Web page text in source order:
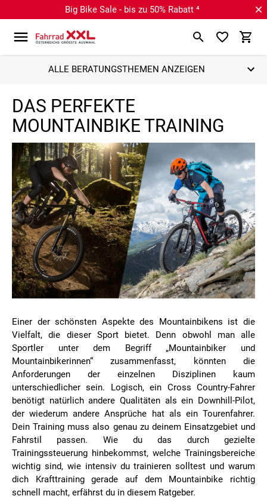
Big Bike Sale - bis zu 50% Rabatt ⁴
ALLE BERATUNGSTHEMEN ANZEIGEN
DAS PERFEKTE
MOUNTAINBIKE TRAINING
Einer der schönsten Aspekte des Mountainbikens ist die
Vielfalt, die dieser Sport bietet. Denn obwohl man alle
Sportler unter dem Begriff „Mountainbiker und
Mountainbikerinnen“ zusammenfasst, könnten die
Anforderungen der einzelnen Disziplinen kaum
unterschiedlicher sein. Logisch, ein Cross Country-Fahrer
benötigt natürlich andere Qualitäten als ein Downhill-Pilot,
der wiederum andere Ansprüche hat als ein Tourenfahrer.
Dein Training muss also genau zu deinem Einsatzgebiet und
Fahrstil passen. Wie du das durch gezielte
Trainingssteuerung hinbekommst, welche Trainingsbereiche
wichtig sind, wie intensiv du trainieren solltest und warum
dich Krafttraining gerade auf dem Mountainbike richtig
schnell macht, erfährst du in diesem Ratgeber.